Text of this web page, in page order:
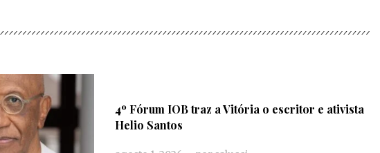
4º Fórum IOB traz a Vitória o escritor e ativista
Helio Santos